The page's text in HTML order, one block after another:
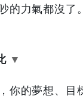
力氣都沒了
你的夢想、目